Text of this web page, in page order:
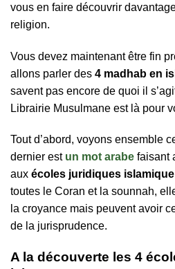
vous en faire découvrir
religion.
Vous devez maintenant être fin
allons parler des 4 madhab en
savent pas encore de quoi il
Librairie Musulmane est là pour
Tout d’abord, voyons ensemble
dernier est un mot arabe faisant
aux écoles juridiques islamique
toutes le Coran et la sounnah,
la croyance mais peuvent avoir
de la jurisprudence.
A la découverte les 4